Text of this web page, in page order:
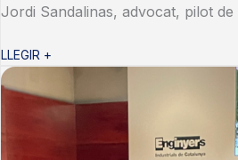
Jordi Sandalinas, advocat, pilot de
LLEGIR +